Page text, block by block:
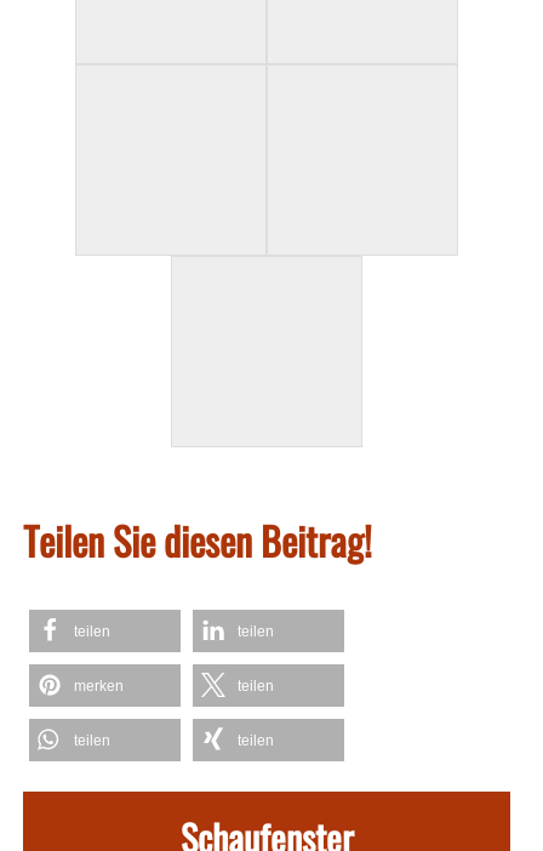
Teilen Sie diesen Beitrag!
teilen teilen
merken teilen
teilen teilen
Schaufenster